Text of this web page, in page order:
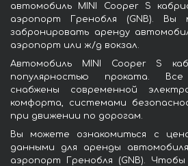
автомобиль MINI Cooper S
аэропорт Гренобля (GNB). Вы
забронировать аренду
аэропорт или ж/д вокзал.
Автомобиль MINI Cooper S
популярностью проката.
снабжены современной
комфорта, системами
при движении по дорогам.
Вы можете ознакомиться с
данными для аренды
аэропорт Гренобля (GNB).